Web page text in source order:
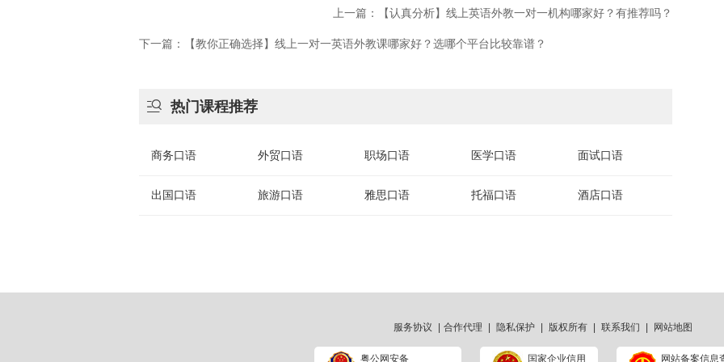
上一篇：【认真分析】线上英语外教一对一机构哪家好？有推荐吗？
下一篇：​【教你正确选择】线上一对一英语外教课哪家好？选哪个平台比较靠谱？
 热门课程推荐
商务口语 外贸口语 职场口语 医学口语 面试口语
出国口语 旅游口语 雅思口语 托福口语 酒店口语
服务协议 合作代理 隐私保护 版权所有 联系我们 网站地图
粤公网安备 国家企业信用 网站备案信息